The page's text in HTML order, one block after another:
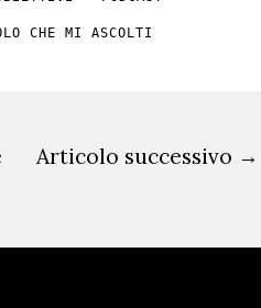
CHE MI ASCOLTI
Articolo successivo →